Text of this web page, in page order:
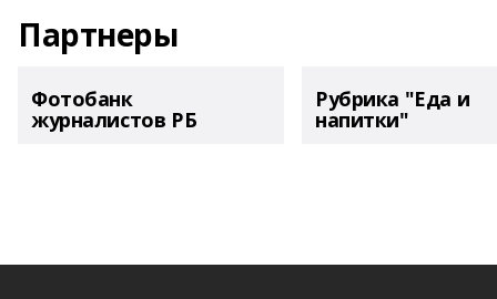
Партнеры
Фотобанк
журналистов РБ
Рубрика "Еда и
напитки"